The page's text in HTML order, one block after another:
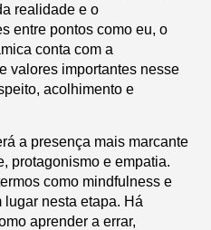
realidade e o
entre pontos como eu, o
conta com a
valores importantes nesse
acolhimento e
a presença mais marcante
protagonismo e empatia.
como mindfulness e
nesta etapa. Há
aprender a errar,